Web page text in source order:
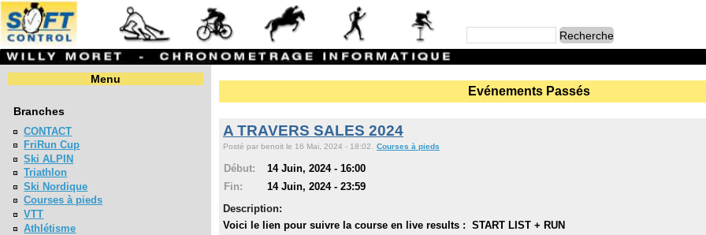
Menu
Branches
CONTACT
FriRun Cup
Ski ALPIN
Triathlon
Ski Nordique
Courses à pieds
VTT
Athlétisme
Evénements Passés
A TRAVERS SALES 2024
Posté par benoit le 16 Mai, 2024 - 18:02. Courses à pieds
Début:
14 Juin, 2024 - 16:00
Fin:
14 Juin, 2024 - 23:59
Description:
Voici le lien pour suivre la course en live results : START LIST + RUN